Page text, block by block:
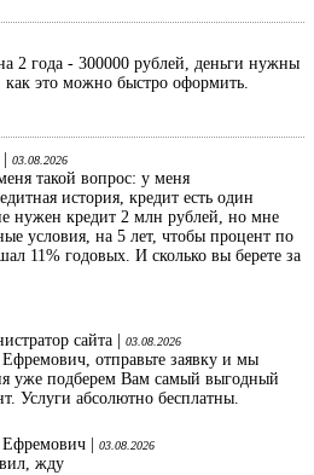
2 года - 300000 рублей, деньги нужны
как это можно быстро оформить.
03.08.2026
такой вопрос: у меня
история, кредит есть один
нужен кредит 2 млн рублей, но мне
условия, на 5 лет, чтобы процент по
11% годовых. И сколько вы берете за
сайта |
03.08.2026
отправьте заявку и мы
уже подберем Вам самый выгодный
Услуги абсолютно бесплатны.
| 03.08.2026
жду